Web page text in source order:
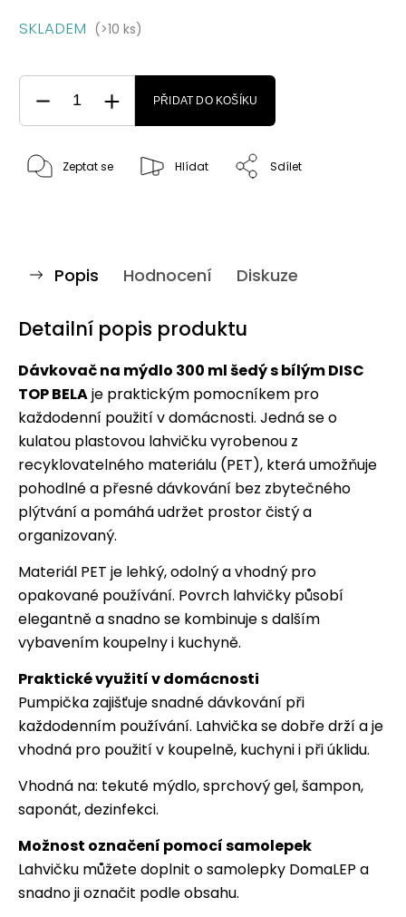
SKLADEM (>10 ks)
PŘIDAT DO KOŠÍKU
Zeptat se Hlídat Sdílet
Popis Hodnocení Diskuze
Detailní popis produktu
Dávkovač na mýdlo 300 ml šedý s bílým DISC
TOP BELAje praktickým pomocníkem pro
každodenní použití v domácnosti. Jedná se o
kulatou plastovou lahvičku vyrobenou z
recyklovatelného materiálu (PET), která umožňuje
pohodlné a přesné dávkování bez zbytečného
plýtvání a pomáhá udržet prostor čistý a
organizovaný.
Materiál PET je lehký, odolný a vhodný pro
opakované používání. Povrch lahvičky působí
elegantně a snadno se kombinuje s dalším
vybavením koupelny i kuchyně.
Praktické využití v domácnosti
Pumpička zajišťuje snadné dávkování při
každodenním používání. Lahvička se dobře drží a je
vhodná pro použití v koupelně, kuchyni i při úklidu.
Vhodná na: tekuté mýdlo, sprchový gel, šampon,
saponát, dezinfekci.
Možnost označení pomocí samolepek
Lahvičku můžete doplnit o samolepky DomaLEP a
snadno ji označit podle obsahu.